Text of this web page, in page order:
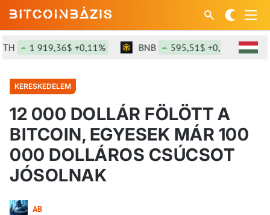
1 919,36$ +0,11% BNB 595,51$ +0,76%
KERESKEDELEM
12 000 DOLLÁR FÖLÖTT A
BITCOIN, EGYESEK MÁR 100
000 DOLLÁROS CSÚCSOT
JÓSOLNAK
AB